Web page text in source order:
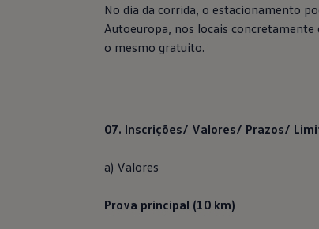
No dia da corrida, o estacionamento
Autoeuropa, nos locais
o mesmo gratuito.
07. Inscrições/ Valores/ Prazos/
a) Valores
Prova principal (10 km)